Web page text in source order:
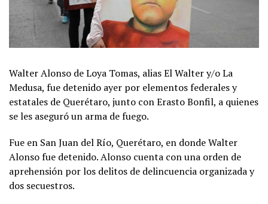
Walter Alonso de Loya Tomas, alias El Walter y/o La
Medusa, fue detenido ayer por elementos federales y
estatales de Querétaro, junto con Erasto Bonfil, a quienes
se les aseguró un arma de fuego.
Fue en San Juan del Río, Querétaro, en donde Walter
Alonso fue detenido. Alonso cuenta con una orden de
aprehensión por los delitos de delincuencia organizada y
dos secuestros.